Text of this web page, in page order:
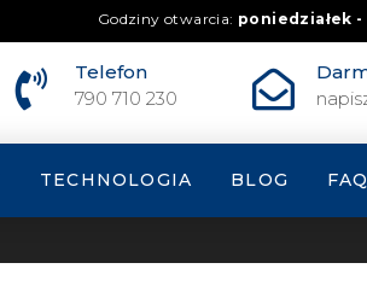
Godziny otwarcia: poniedziałek -
Telefon
790 710 230
TECHNOLOGIA BLOG FAQ